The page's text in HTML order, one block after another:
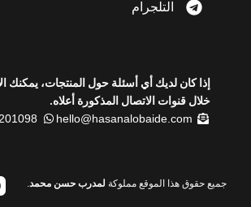
التلجرام
إذا كان لديك أي أسئلة حول المنتجات، يمكنك
خلال قنوات الاتصال المذكورة أعلاه.
hello@hasanalobaide.com
جميع حقوق هذا الموقع مملوكة لمدرب حسن محمد.